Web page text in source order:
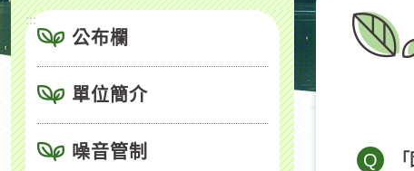
:::
公布欄
單位簡介
噪音管制 Q